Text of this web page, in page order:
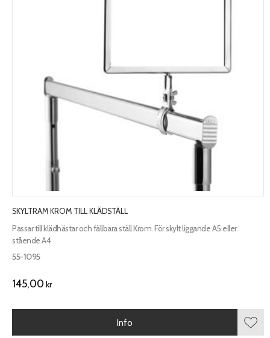
SKYLTRAM KROM TILL KLÄDSTÄLL
Passar till klädhästar och fällbara ställ Krom. För skylt liggande A5 eller
stående A4
55-1095
145,00 kr
Info